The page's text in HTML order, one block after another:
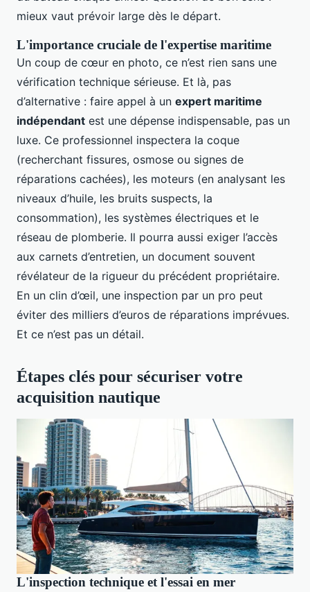
mieux vaut prévoir large dès le départ.
L'importance cruciale de l'expertise maritime
Un coup de cœur en photo, ce n’est rien sans une
vérification technique sérieuse. Et là, pas
d’alternative : faire appel à un expert maritime
indépendant est une dépense indispensable, pas un
luxe. Ce professionnel inspectera la coque
(recherchant fissures, osmose ou signes de
réparations cachées), les moteurs (en analysant les
niveaux d’huile, les bruits suspects, la
consommation), les systèmes électriques et le
réseau de plomberie. Il pourra aussi exiger l’accès
aux carnets d’entretien, un document souvent
révélateur de la rigueur du précédent propriétaire.
En un clin d’œil, une inspection par un pro peut
éviter des milliers d’euros de réparations imprévues.
Et ce n’est pas un détail.
Étapes clés pour sécuriser votre
acquisition nautique
L'inspection technique et l'essai en mer